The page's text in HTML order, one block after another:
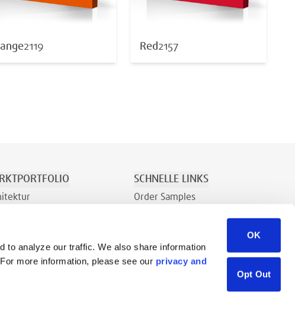
to analyze our traffic. We also share information
more information, please see our privacy and
OK
Opt Out
2119 Red2157
SCHNELLE LINKS
Order Samples